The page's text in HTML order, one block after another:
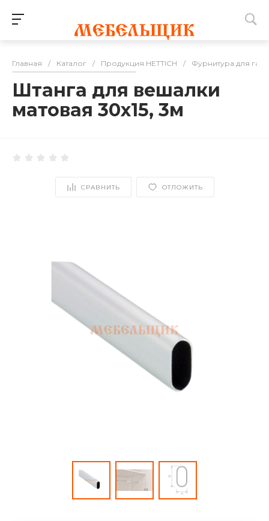
Главная / Каталог / Продукция HETTICH / Фурнитура для
Штанга для вешалки
матовая 30x15, 3м
СРАВНИТЬ ОТЛОЖИТЬ